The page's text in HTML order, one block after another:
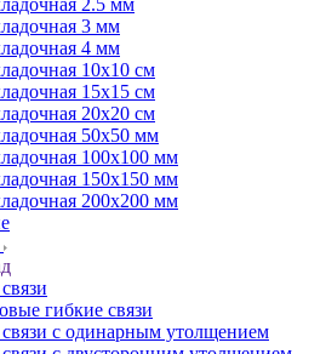
2.5 мм
3 мм
4 мм
10x10 см
15x15 см
20x20 см
50x50 мм
100x100 мм
150x150 мм
200x200 мм
гибкие связи
с одинарным утолщением